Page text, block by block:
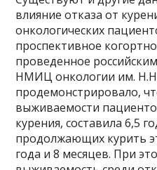
влияние отказа от
онкологических
проспективное
проведенное
НМИЦ онкологии им.
продемонстрировало,
выживаемости
курения, составила 6,5
продолжающих курить
года и 8 месяцев. При